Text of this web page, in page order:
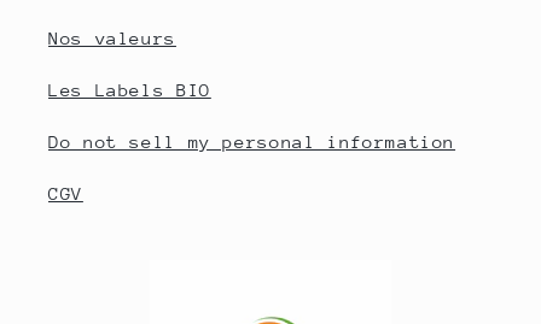
Nos valeurs
Les Labels BIO
Do not sell my personal information
CGV